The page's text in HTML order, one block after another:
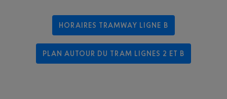
HORAIRES TRAMWAY LIGNE B
PLAN AUTOUR DU TRAM LIGNES 2 ET B